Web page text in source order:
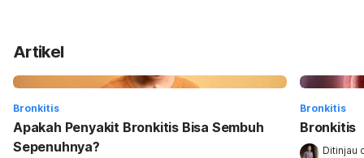
Artikel
Bronkitis
Apakah Penyakit Bronkitis Bisa Sembuh
Sepenuhnya?
Bronkitis
Bronkitis
Ditinjau